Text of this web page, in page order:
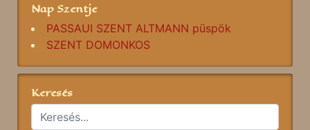
Nap Szentje
PASSAUI SZENT ALTMANN püspök
SZENT DOMONKOS
Keresés